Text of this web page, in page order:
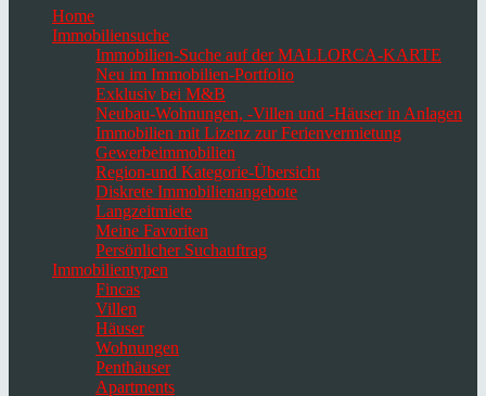
Home
Immobiliensuche
Immobilien-Suche auf der MALLORCA-KARTE
Neu im Immobilien-Portfolio
Exklusiv bei M&B
Neubau-Wohnungen, -Villen und -Häuser in Anlagen
Immobilien mit Lizenz zur Ferienvermietung
Gewerbeimmobilien
Region-und Kategorie-Übersicht
Diskrete Immobilienangebote
Langzeitmiete
Meine Favoriten
Persönlicher Suchauftrag
Immobilientypen
Fincas
Villen
Häuser
Wohnungen
Penthäuser
Apartments